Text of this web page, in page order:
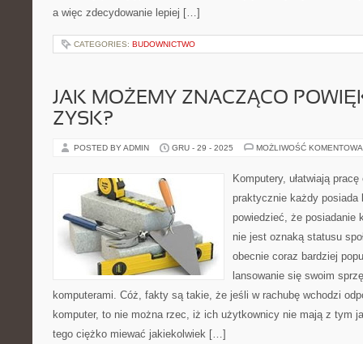
a więc zdecydowanie lepiej […]
CATEGORIES: BUDOWNICTWO
JAK MOŻEMY ZNACZĄCO
ZYSK?
POSTED BY ADMIN GRU - 29 - 2025 MOŻLIWOŚĆ
Komputery, ułatwiają
praktycznie każdy posiada
powiedzieć, że posiadanie
nie jest oznaką statusu
obecnie coraz bardziej
lansowanie się swoim
komputerami. Cóż, fakty są takie, że jeśli w rachubę wchodzi
komputer, to nie można rzec, iż ich użytkownicy nie mają z tym
tego ciężko miewać jakiekolwiek […]